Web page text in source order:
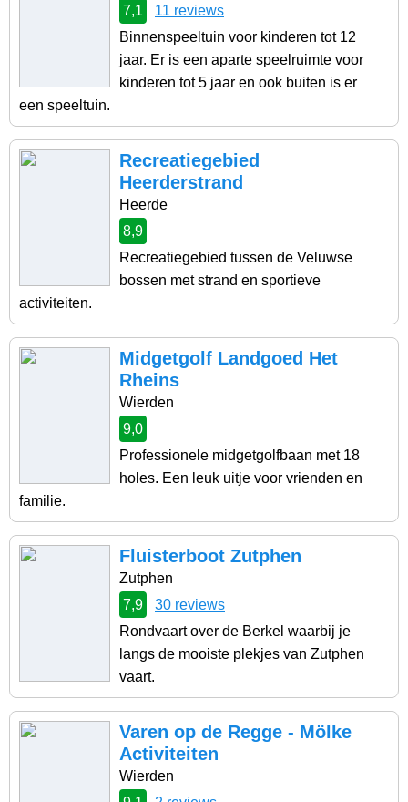
7,1
11 reviews
Binnenspeeltuin voor kinderen tot 12
jaar. Er is een aparte speelruimte voor
kinderen tot 5 jaar en ook buiten is er
een speeltuin.
Recreatiegebied
Heerderstrand
Heerde
8,9
Recreatiegebied tussen de Veluwse
bossen met strand en sportieve
activiteiten.
Midgetgolf Landgoed Het
Rheins
Wierden
9,0
Professionele midgetgolfbaan met 18
holes. Een leuk uitje voor vrienden en
familie.
Fluisterboot Zutphen
Zutphen
7,9
30 reviews
Rondvaart over de Berkel waarbij je
langs de mooiste plekjes van Zutphen
vaart.
Varen op de Regge - Mölke
Activiteiten
Wierden